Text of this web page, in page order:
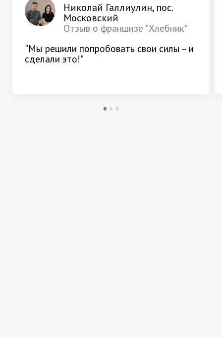
Николай Галлиулин, пос.
Московский
Отзыв о франшизе "Хлебник"
"Мы решили попробовать свои силы – и
сделали это!"